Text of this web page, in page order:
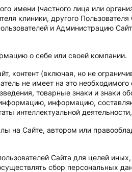
имени (частного лица или
клиники, другого Пользователя
и Администрацию
о себе или своей компании.
контент (включая, но не
не имеет на это
товарные знаки и знаки
информацию,
интеллектуальной
на Сайте, автором или
Сайта для целей
сбор персональных